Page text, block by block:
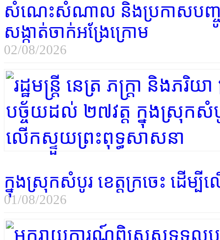
សំណេះសំណាល និងប្រកាសបញ្ចូ
សង្កាត់ចាក់អង្រែក្រោម
02/08/2026
ក្នុងស្រុកសំបូរ ខេត្តក្រចេះ ដើម្
01/08/2026